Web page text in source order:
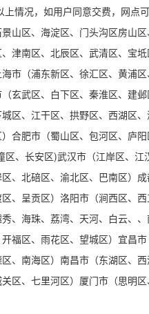
情况，如用户同意交费，网点
山区、海淀区、门头沟区房山
南区、北辰区、武清区、宝坻
市（浦东新区、徐汇区、黄浦
玄武区、白下区、秦淮区、建
区、江干区、拱野区、西湖区
合肥市（蜀山区、包河区、庐
、长安区)武汉市（江岸区、江
北碚区、渝北区、巴南区）成
、呈贡区）洛阳市（涧西区、
、海珠、荔湾、天河、白云、
福区、雨花区、望城区）宜昌
、南海区）南昌市（东湖区、
区、七里河区）厦门市（思明